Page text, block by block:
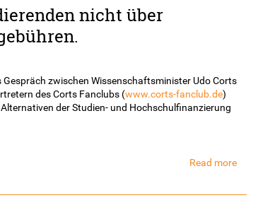
nicht über
zwischen Wissenschaftsminister Udo Corts
des Corts Fanclubs (www.corts-fanclub.de)
der Studien- und Hochschulfinanzierung
Read moreabout